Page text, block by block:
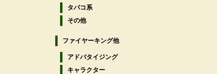
タバコ系
その他
ファイヤーキング他
アドバタイジング
キャラクター